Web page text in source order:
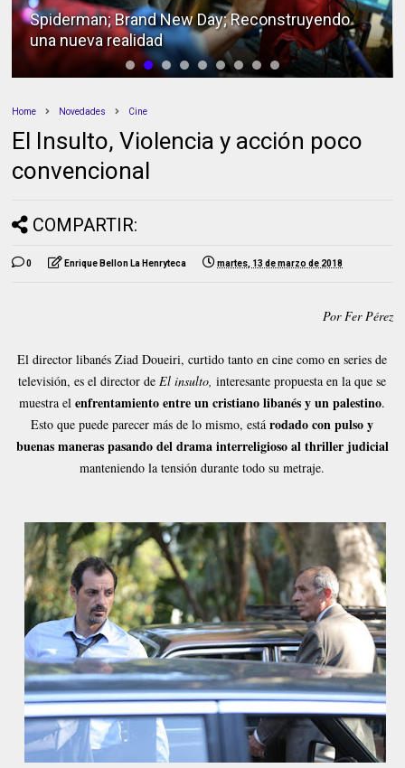
Spiderman; Brand New Day; Reconstruyendo
una nueva realidad
Home Novedades Cine
El Insulto, Violencia y acción poco
convencional
COMPARTIR:
0 Enrique Bellon La Henryteca martes, 13 de marzo de 2018
Por Fer Pérez
El director libanés Ziad Doueiri, curtido tanto en cine como en series de
televisión, es el director deEl insulto, interesante propuesta en la que se
muestra el enfrentamiento entre un cristiano libanés y un palestino.
Esto que puede parecer más de lo mismo, estárodado con pulso y
buenas maneras pasando del drama interreligioso al thriller judicial
manteniendo la tensión durante todo su metraje.